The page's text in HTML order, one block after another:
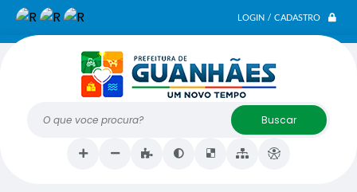
LOGIN / CADASTRO
O que voce procura?